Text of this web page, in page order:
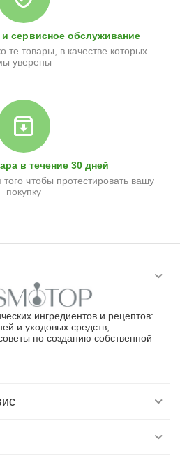
и сервисное обслуживание
те товары, в качестве которых
уверены
в течение 30 дней
чтобы протестировать вашу
покупку
ингредиентов и рецептов:
и уходовых средств,
по созданию собственной